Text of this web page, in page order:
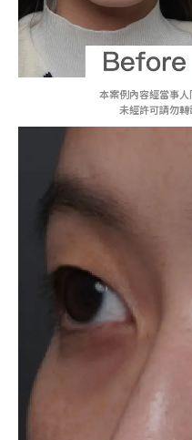
本案例內容經當事人
未經許可請勿轉